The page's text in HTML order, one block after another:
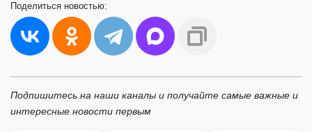
Поделиться новостью:
Подпишитесь на наши каналы и получайте самые важные и
интересные новости первым